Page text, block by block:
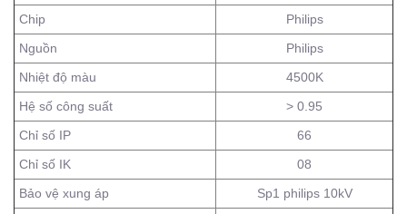
Chip
Philips
Nguồn
Philips
Nhiệt độ màu
4500K
Hệ số công suất
> 0.95
Chỉ số IP
66
Chỉ số IK
08
Bảo vệ xung áp
Sp1 philips 10kV